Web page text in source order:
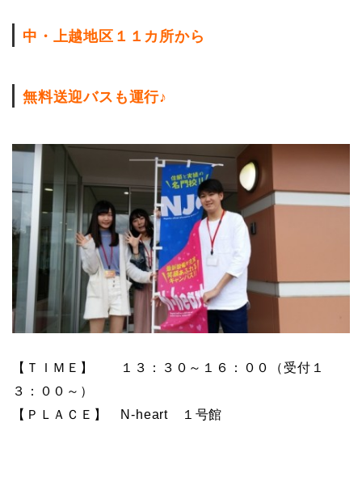
中・上越地区１１カ所から
無料送迎バスも運行♪
【ＴＩＭＥ】 １３：３０～１６：００（受付１
３：００～）
【ＰＬＡＣＥ】 N-heart １号館